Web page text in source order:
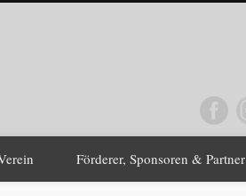
Förderer, Sponsoren & Partner